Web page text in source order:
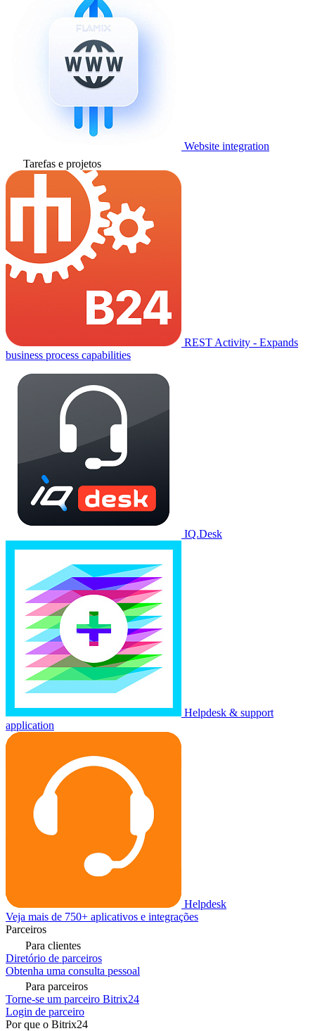
Website integration
Tarefas e projetos
REST Activity - Expands
business process capabilities
IQ.Desk
Helpdesk & support
application
Helpdesk
Veja mais de 750+ aplicativos e integrações
Parceiros
Para clientes
Diretório de parceiros
Obtenha uma consulta pessoal
Para parceiros
Torne-se um parceiro Bitrix24
Login de parceiro
Por que o Bitrix24